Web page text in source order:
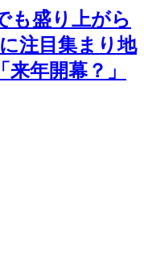
も盛り上がら
注目集まり地
年開幕？」